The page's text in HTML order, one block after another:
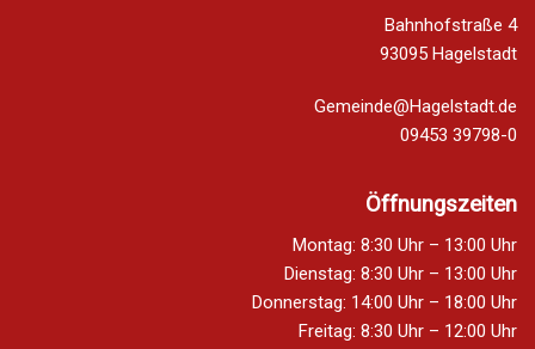
Bahnhofstraße 4
93095 Hagelstadt
Gemeinde@Hagelstadt.de
09453 39798-0
Öffnungszeiten
Montag: 8:30 Uhr – 13:00 Uhr
Dienstag: 8:30 Uhr – 13:00 Uhr
Donnerstag: 14:00 Uhr – 18:00 Uhr
Freitag: 8:30 Uhr – 12:00 Uhr